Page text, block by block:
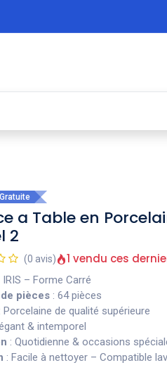
a Table en
2
(0 avis) 1 vendu ces
IRIS – Forme Carré
pièces : 64 pièces
: Porcelaine de qualité supérieure
& intemporel
: Quotidienne & occasions
: Facile à nettoyer – Compatible